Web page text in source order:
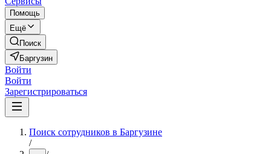
Помощь
Ещё
Поиск
Баргузин
Войти
Войти
Зарегистрироваться
Поиск сотрудников в Баргузине
/